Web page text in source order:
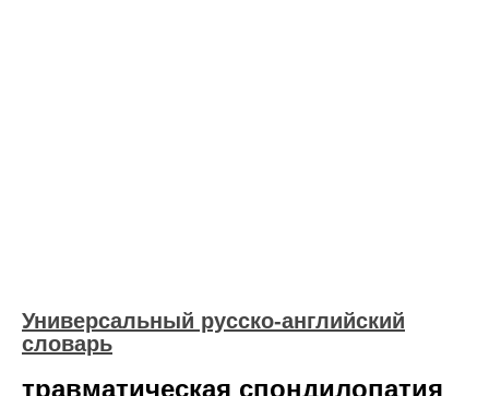
Универсальный русско-английский
словарь
травматическая спондилопатия